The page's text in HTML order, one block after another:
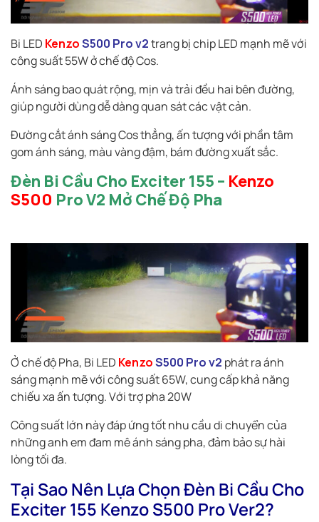
Bi LED KenzoS500 Pro v2trang bị chip LED mạnh mẽ với
công suất 55W ở chế độ Cos.
Ánh sáng bao quát rộng, mịn và trải đều hai bên đường,
giúp người dùng dễ dàng quan sát các vật cản.
Đường cắt ánh sáng Cos thẳng, ấn tượng với phần tâm
gom ánh sáng, màu vàng đậm, bám đường xuất sắc.
Đèn Bi Cầu Cho Exciter 155 – Kenzo
S500 Pro V2 Mở Chế Độ Pha
Ở chế độ Pha, Bi LED KenzoS500 Pro v2 phát ra ánh
sáng mạnh mẽ với công suất 65W, cung cấp khả năng
chiếu xa ấn tượng. Với trợ pha 20W
Công suất lớn này đáp ứng tốt nhu cầu di chuyển của
những anh em đam mê ánh sáng pha, đảm bảo sự hài
lòng tối đa.
Tại Sao Nên Lựa Chọn Đèn Bi Cầu Cho
Exciter 155 Kenzo S500 Pro Ver2?